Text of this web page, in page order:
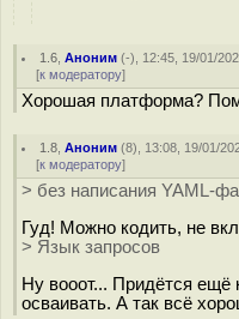
1.6 ,Аноним (-), 12:45, 19/01/
[к модератору]
Хорошая платформа?
1.8 ,Аноним (8), 13:08, 19/01/
[к модератору]
> без написания YAML-
Гуд! Можно кодить, не
> Язык запросов
Ну вооот... Придётся ещё
осваивать. А так всё